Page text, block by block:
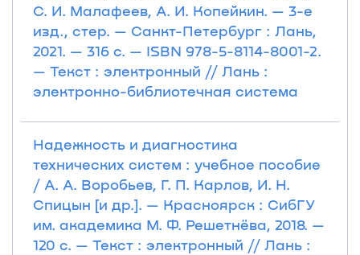
С. И. Малафеев, А. И. Копейкин. — 3-е
изд., стер. — Санкт-Петербург : Лань,
2021. — 316 с. — ISBN 978-5-8114-8001-2.
— Текст : электронный // Лань :
электронно-библиотечная система
Надежность и диагностика
технических систем : учебное пособие
/ А. А. Воробьев, Г. П. Карлов, И. Н.
Спицын [и др.]. — Красноярск : СибГУ
им. академика М. Ф. Решетнёва, 2018. —
120 с. — Текст : электронный // Лань :